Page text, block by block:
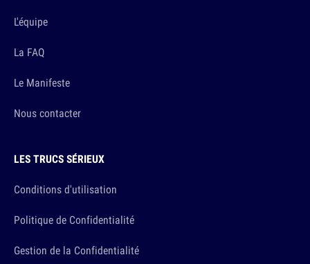
L'équipe
La FAQ
Le Manifeste
Nous contacter
LES TRUCS SÉRIEUX
Conditions d'utilisation
Politique de Confidentialité
Gestion de la Confidentialité